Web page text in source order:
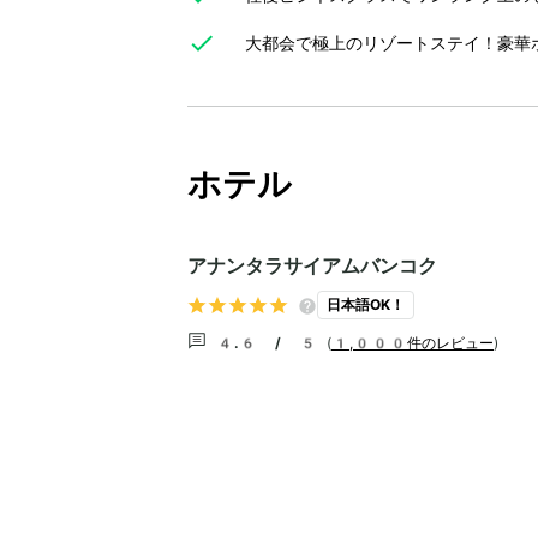
大都会で極上のリゾートステイ！豪華
ホテル
アナンタラサイアムバンコク
日本語OK！
4.6 / 5 ( 1,000件のレビュー)